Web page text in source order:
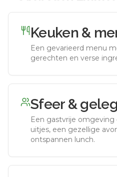
Keuken &
Een gevarieerd menu
gerechten en verse
Sfeer &
Een gastvrije
uitjes, een gezellige
ontspannen lunch.